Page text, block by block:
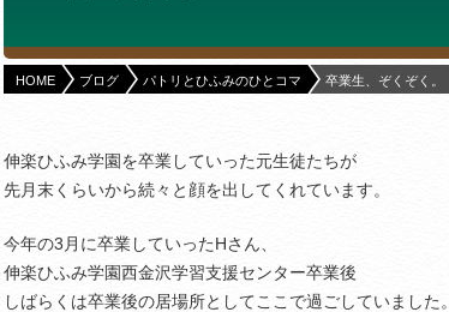
HOME ブログ パトリとひふみのひとコマ 卒業生、ぞくぞく。
伸楽ひふみ学園を卒業していった元生徒たちが
先月末くらいから続々と顔を出してくれています。
今年の3月に卒業していったHさん、
伸楽ひふみ学園西金沢学習支援センター卒業後
しばらくは卒業後の居場所としてここで過ごしていました。